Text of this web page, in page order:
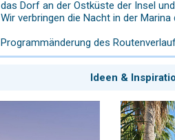
das Dorf an der Ostküste der Insel
Wir verbringen die Nacht in der
Programmänderung des
Ideen &